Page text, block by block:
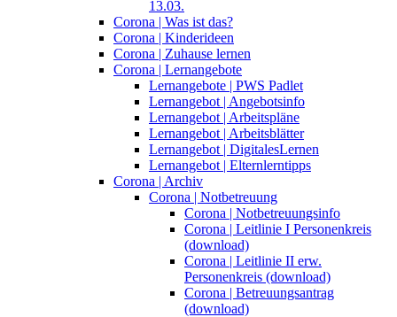
13.03.
Corona | Was ist das?
Corona | Kinderideen
Corona | Zuhause lernen
Corona | Lernangebote
Lernangebote | PWS Padlet
Lernangebot | Angebotsinfo
Lernangebot | Arbeitspläne
Lernangebot | Arbeitsblätter
Lernangebot | DigitalesLernen
Lernangebot | Elternlerntipps
Corona | Archiv
Corona | Notbetreuung
Corona | Notbetreuungsinfo
Corona | Leitlinie I Personenkreis
(download)
Corona | Leitlinie II erw.
Personenkreis (download)
Corona | Betreuungsantrag
(download)